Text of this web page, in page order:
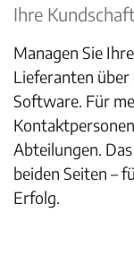
Ihre
Managen Sie
Lieferanten über
Software. Für
Abteilungen.
beiden Seiten –
Erfolg.